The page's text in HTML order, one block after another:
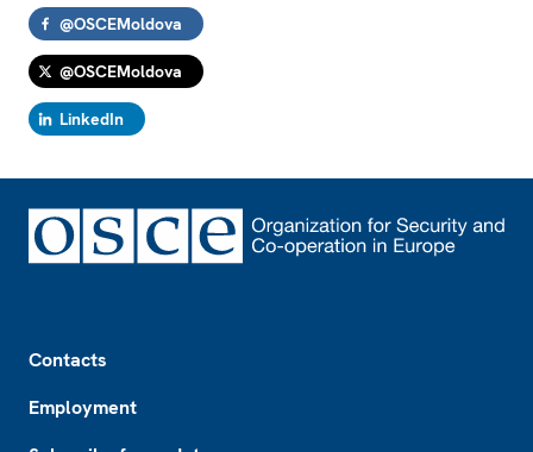
@OSCEMoldova
@OSCEMoldova
LinkedIn
Contacts
Employment